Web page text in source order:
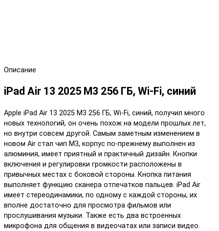
Описание
iPad Air 13 2025 M3 256 ГБ, Wi-Fi, синий
Apple iPad Air 13 2025 M3 256 ГБ, Wi-Fi, синий, получил много
новых технологий, он очень похож на модели прошлых лет,
но внутри совсем другой. Самым заметным изменением в
новом Air стал чип M3, корпус по-прежнему выполнен из
алюминия, имеет приятный и практичный дизайн. Кнопки
включения и регулировки громкости расположены в
привычных местах с боковой стороны. Кнопка питания
выполняет функцию сканера отпечатков пальцев. iPad Air
имеет стереодинамики, по одному с каждой стороны, их
вполне достаточно для просмотра фильмов или
прослушивания музыки. Также есть два встроенных
микрофона для общения в видеочатах или записи видео.